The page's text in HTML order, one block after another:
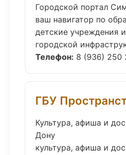
Городской портал
ваш навигатор по
детские учреждения
городской
Телефон: 8 (936) 250
ГБУ
Культура, афиша и
Дону
культура, афиша и